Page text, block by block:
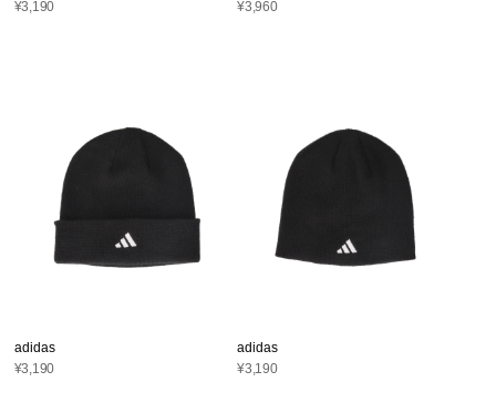
¥3,190
¥3,960
adidas
¥3,190
adidas
¥3,190